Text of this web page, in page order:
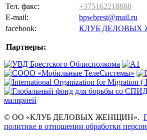
Тел. факс:
+375162218888
E-mail:
bpwbrest@mail.ru
facebook:
КЛУБ ДЕЛОВЫХ
Партнеры:
© ОО «КЛУБ ДЕЛОВЫХ ЖЕНЩИН».
политике в отношении обработки